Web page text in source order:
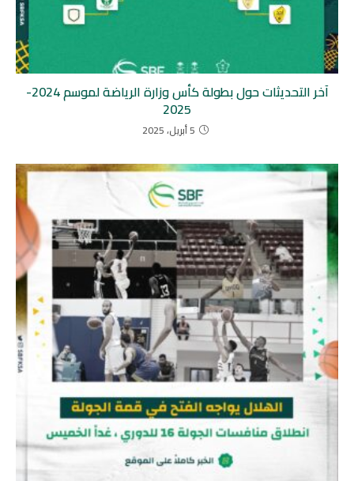
آخر التحديثات حول بطولة كأس وزارة الرياضة لموسم 2024-
2025
5 أبريل، 2025